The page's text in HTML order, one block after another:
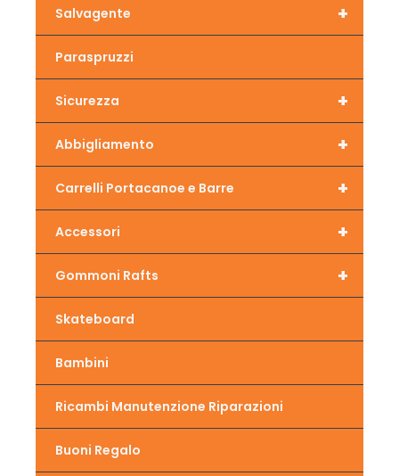
+
Salvagente
Paraspruzzi
+
Sicurezza
+
Abbigliamento
+
Carrelli Portacanoe e Barre
+
Accessori
+
Gommoni Rafts
Skateboard
Bambini
Ricambi Manutenzione Riparazioni
Buoni Regalo